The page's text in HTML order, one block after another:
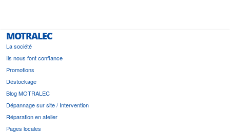
MOTRALEC
La société
Ils nous font confiance
Promotions
Déstockage
Blog MOTRALEC
Dépannage sur site / Intervention
Réparation en atelier
Pages locales